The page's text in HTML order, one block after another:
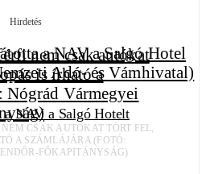
a NAV a Salgó Hotelt
Hirdetés
CSAK AUTÓKAT TÖRT FEL,
A SZÁMLÁJÁRA (FOTÓ:
FŐKAPITÁNYSÁG)